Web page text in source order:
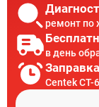
ремонт по
в день
Centek CT-